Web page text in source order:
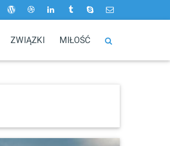
ZWIĄZKI MIŁOŚĆ